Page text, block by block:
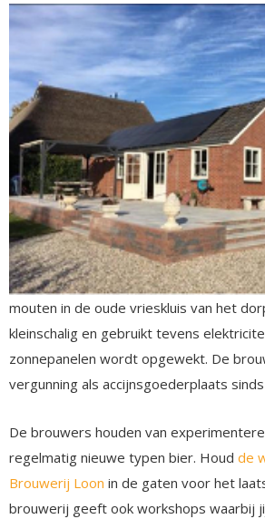
mouten in de oude vrieskluis van het
kleinschalig en gebruikt tevens
zonnepanelen wordt opgewekt. De
vergunning als accijnsgoederplaats
De brouwers houden van
regelmatig nieuwe typen bier. Houd de
Brouwerij Loon in de gaten voor het
brouwerij geeft ook workshops waarbij